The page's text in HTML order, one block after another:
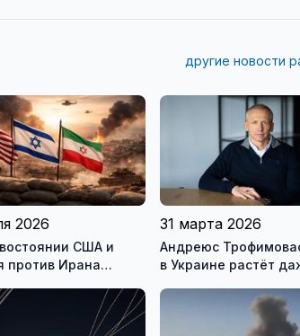
другие новости
2026
США и
против Ирана
31 марта 2026
Андреюс
в Украине растёт